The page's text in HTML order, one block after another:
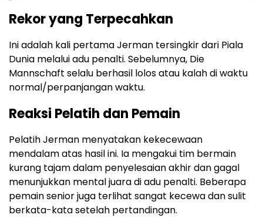
Rekor yang Terpecahkan
Ini adalah kali pertama Jerman tersingkir dari Piala
Dunia melalui adu penalti. Sebelumnya, Die
Mannschaft selalu berhasil lolos atau kalah di waktu
normal/perpanjangan waktu.
Reaksi Pelatih dan Pemain
Pelatih Jerman menyatakan kekecewaan
mendalam atas hasil ini. Ia mengakui tim bermain
kurang tajam dalam penyelesaian akhir dan gagal
menunjukkan mental juara di adu penalti. Beberapa
pemain senior juga terlihat sangat kecewa dan sulit
berkata-kata setelah pertandingan.